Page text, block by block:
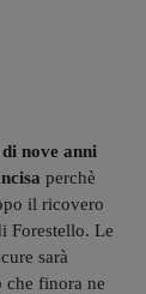
nove anni
perchè
il ricovero
Forestello. Le
sarà
che finora ne